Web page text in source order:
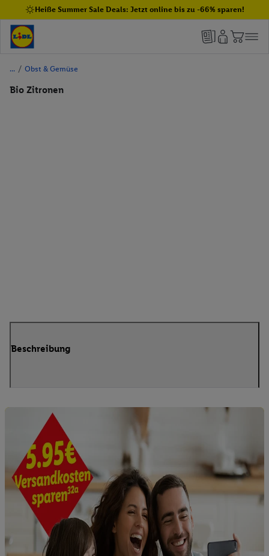
Heiße Summer Sale Deals: Jetzt online bis zu -66% sparen!
/ Obst & Gemüse
Bio Zitronen
Beschreibung